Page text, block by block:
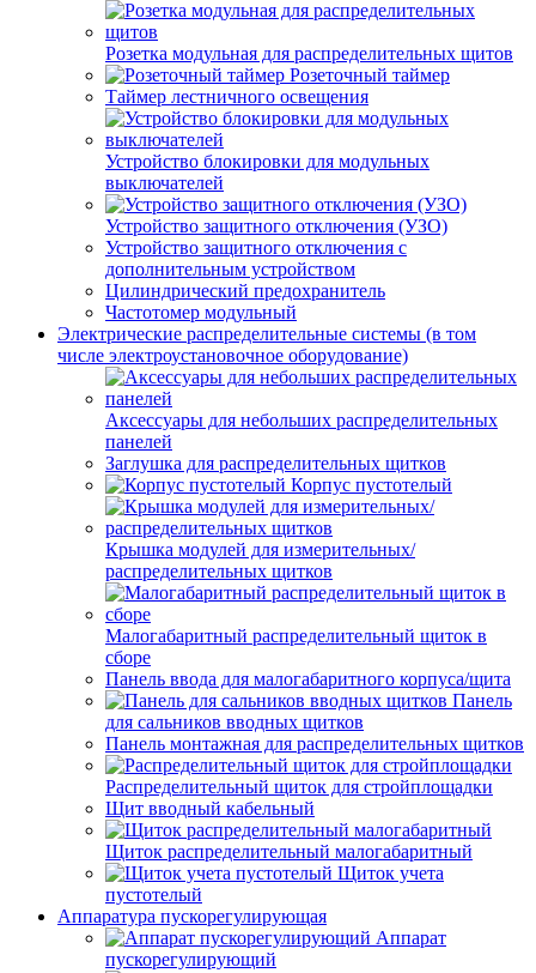
Розетка модульная для распределительных щитов
Розеточный таймер
Таймер лестничного освещения
Устройство блокировки для модульных
выключателей
Устройство защитного отключения (УЗО)
Устройство защитного отключения с
дополнительным устройством
Цилиндрический предохранитель
Частотомер модульный
Электрические распределительные системы (в том
числе электроустановочное оборудование)
Аксессуары для небольших распределительных
панелей
Заглушка для распределительных щитков
Корпус пустотелый
Крышка модулей для измерительных/
распределительных щитков
Малогабаритный распределительный щиток в
сборе
Панель ввода для малогабаритного корпуса/щита
Панель
для сальников вводных щитков
Панель монтажная для распределительных щитков
Распределительный щиток для стройплощадки
Щит вводный кабельный
Щиток распределительный малогабаритный
Щиток учета
пустотелый
Аппаратура пускорегулирующая
Аппарат
пускорегулирующий